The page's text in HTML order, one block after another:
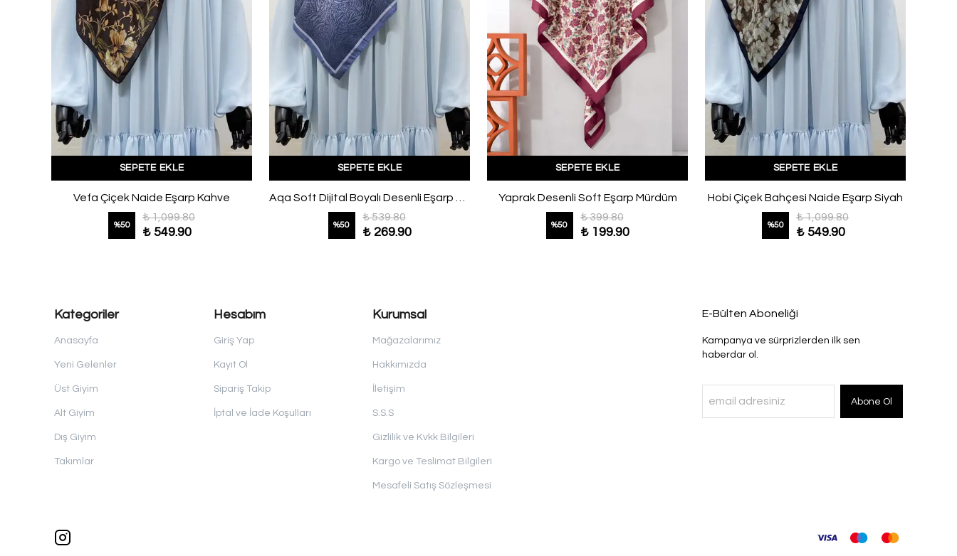
SEPETE EKLE
Vefa Çiçek Naide Eşarp Kahve
%50
₺ 1,099.80
₺ 549.90
SEPETE EKLE
Aqa Soft Dijital Boyalı Desenli Eşarp Mavi
%50
₺ 539.80
₺ 269.90
SEPETE EKLE
Yaprak Desenli Soft Eşarp Mürdüm
%50
₺ 399.80
₺ 199.90
SEPETE EKLE
Hobi Çiçek Bahçesi Naide Eşarp Siyah
%50
₺ 1,099.80
₺ 549.90
Kategoriler
Anasayfa
Yeni Gelenler
Üst Giyim
Alt Giyim
Dış Giyim
Takımlar
Hesabım
Giriş Yap
Kayıt Ol
Sipariş Takip
İptal ve İade Koşulları
Kurumsal
Mağazalarımız
Hakkımızda
İletişim
S.S.S
Gizlilik ve Kvkk Bilgileri
Kargo ve Teslimat Bilgileri
Mesafeli Satış Sözleşmesi
E-Bülten Aboneliği
Kampanya ve sürprizlerden ilk sen
haberdar ol.
Abone Ol